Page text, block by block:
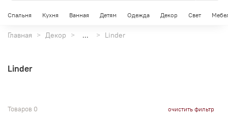
Спальня Кухня Ванная Детям Одежда Декор Свет
Главная Декор ... Linder
Linder
Товаров 0 очистить фильтр